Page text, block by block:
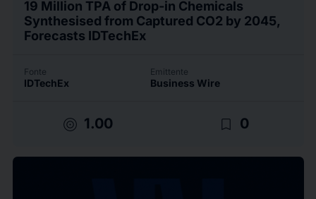
19 Million TPA of Drop-in Chemicals
Synthesised from Captured CO2 by 2045,
Forecasts IDTechEx
Fonte
IDTechEx
Emittente
Business Wire
target 1.00 bookmark_border 0